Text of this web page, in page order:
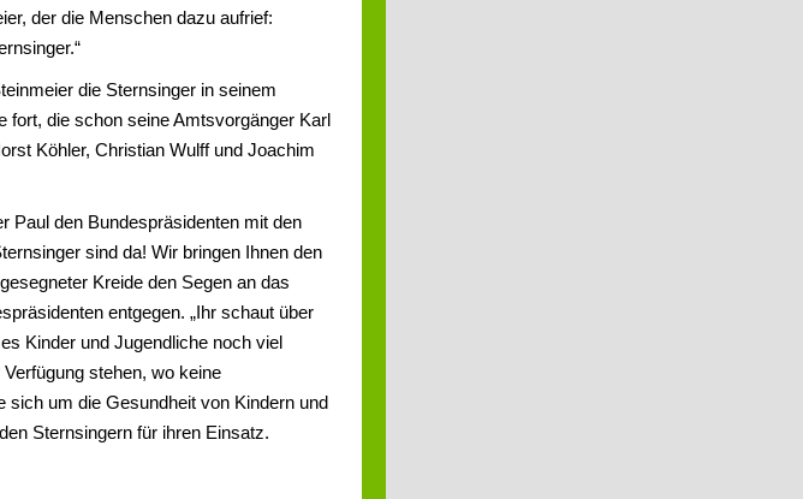
der die Menschen dazu aufrief:
die Sternsinger in seinem
fort, die schon seine Amtsvorgänger Karl
Köhler, Christian Wulff und Joachim
Paul den Bundespräsidenten mit den
sind da! Wir bringen Ihnen den
Kreide den Segen an das
entgegen. „Ihr schaut über
Kinder und Jugendliche noch viel
stehen, wo keine
sich um die Gesundheit von Kindern und
Sternsingern für ihren Einsatz.